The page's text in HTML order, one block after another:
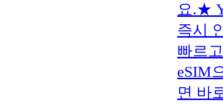
요.★
즉시
빠르
eSIM
면 바